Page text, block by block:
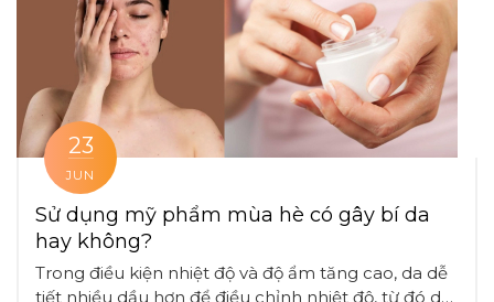
23
JUN
Sử dụng mỹ phẩm mùa hè có gây bí da
hay không?
Trong điều kiện nhiệt độ và độ ẩm tăng cao, da dễ
tiết nhiều dầu hơn để điều chỉnh nhiệt độ, từ đó dễ